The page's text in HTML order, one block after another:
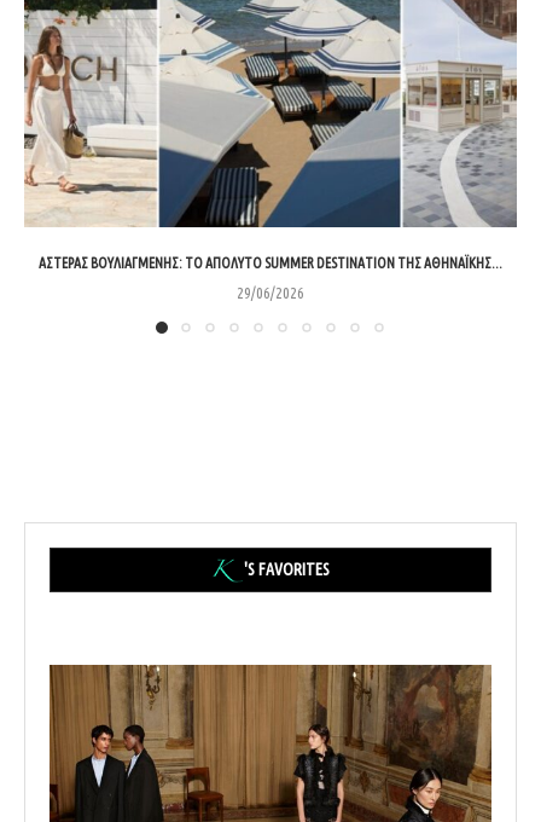
ΑΣΤΈΡΑΣ ΒΟΥΛΙΑΓΜΈΝΗΣ: ΤΟ ΑΠΌΛΥΤΟ SUMMER DESTINATION ΤΗΣ ΑΘΗΝΑΪΚΉΣ...
29/06/2026
'S FAVORITES